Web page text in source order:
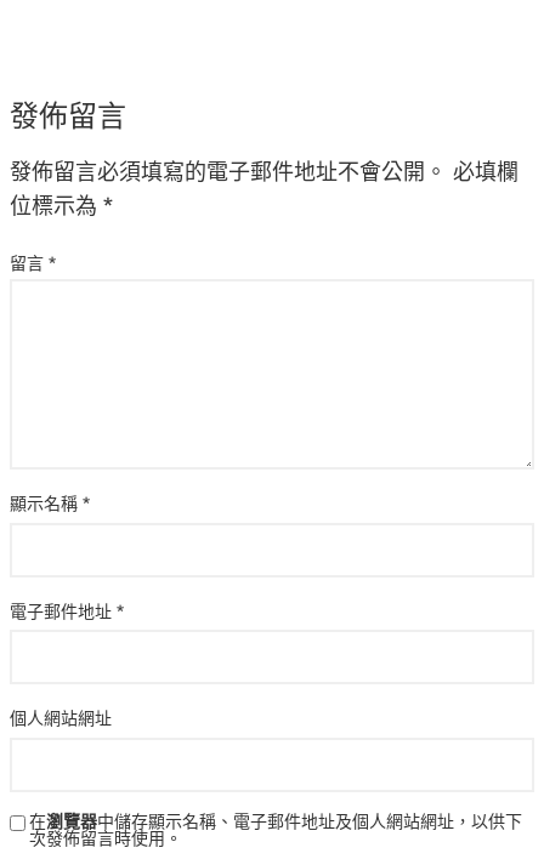
發佈留言
發佈留言必須填寫的電子郵件地址不會公開。 必填欄
位標示為 *
留言 *
顯示名稱 *
電子郵件地址 *
個人網站網址
在瀏覽器中儲存顯示名稱、電子郵件地址及個人網站網址，以供下
次發佈留言時使用。